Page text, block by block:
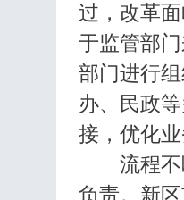
过，改革
于监管部
部门进行
办、民政
接，优化
流程不断
负责。新